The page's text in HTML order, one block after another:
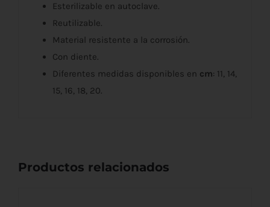
Esterilizable en autoclave.
Reutilizable.
Material resistente a la corrosión.
Con diente.
Diferentes medidas disponibles en cm: 11, 14,
15, 16, 18, 20.
Productos relacionados